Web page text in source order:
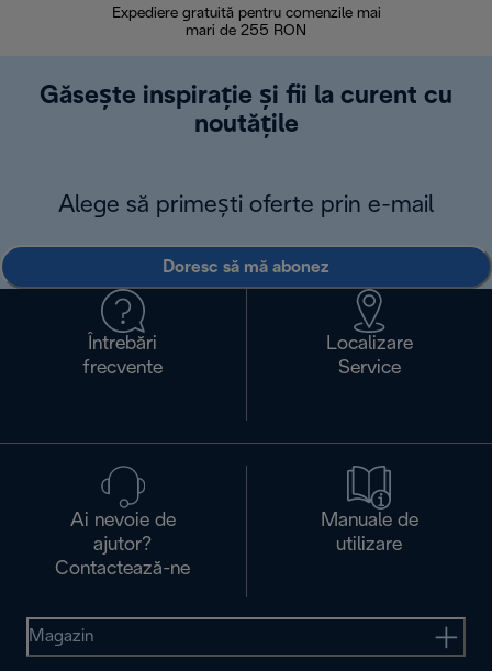
Expediere gratuită pentru comenzile mai
mari de 255 RON
Găsește inspirație și fii la curent cu
noutățile
Alege să primești oferte prin e-mail
Doresc să mă abonez
Întrebări
frecvente
Localizare
Service
Ai nevoie de
ajutor?
Contactează-ne
Manuale de
utilizare
Magazin